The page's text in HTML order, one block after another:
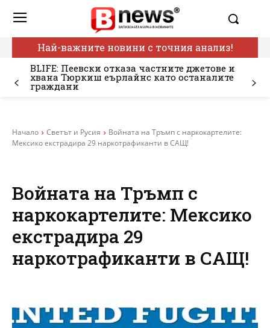
Най-важните новини с точния анализ!
BLIFE: Пеевски отказа частните джетове и
хвана Тюркиш еърлайнс като останалите
граждани
Начало Светът и Русия
Войната на Тръмп с наркокартелите:
Мексико екстрадира 29 наркотрафиканти в САЩ!
Войната на Тръмп с
наркокартелите: Мексико
екстрадира 29
наркотрафиканти в САЩ!